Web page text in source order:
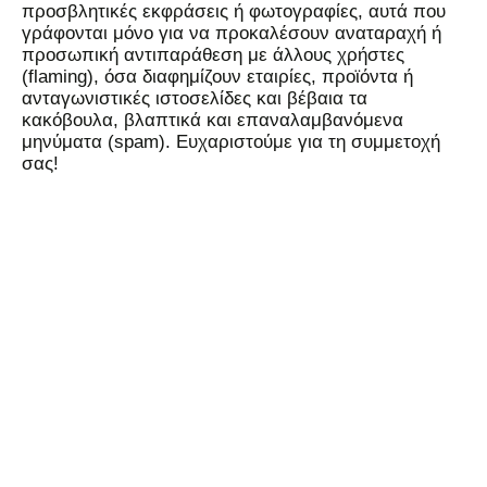
προσβλητικές εκφράσεις ή φωτογραφίες, αυτά που
γράφονται μόνο για να προκαλέσουν αναταραχή ή
προσωπική αντιπαράθεση με άλλους χρήστες
(flaming), όσα διαφημίζουν εταιρίες, προϊόντα ή
ανταγωνιστικές ιστοσελίδες και βέβαια τα
κακόβουλα, βλαπτικά και επαναλαμβανόμενα
μηνύματα (spam). Ευχαριστούμε για τη συμμετοχή
σας!